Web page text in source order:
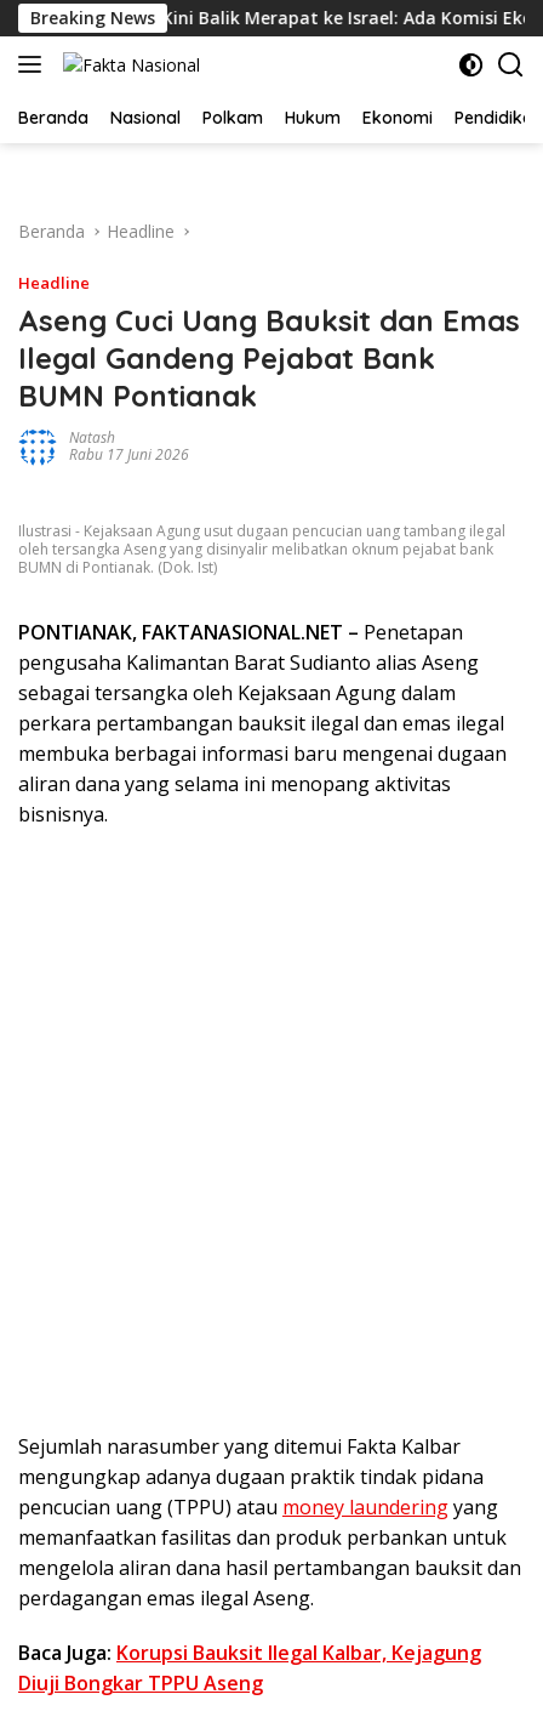
Langsung
ke
konten
Breaking News
Kolombia Kini Balik Merapat ke Israel: Ada Komisi
Beranda Nasional Polkam Hukum Ekonomi Pendidikan
Beranda Headline
Headline
Aseng Cuci Uang Bauksit dan Emas
Ilegal Gandeng Pejabat Bank
BUMN Pontianak
Natash
Rabu 17 Juni 2026
Ilustrasi - Kejaksaan Agung usut dugaan pencucian uang tambang ilegal
oleh tersangka Aseng yang disinyalir melibatkan oknum pejabat bank
BUMN di Pontianak. (Dok. Ist)
PONTIANAK, FAKTANASIONAL.NET – Penetapan
pengusaha Kalimantan Barat Sudianto alias Aseng
sebagai tersangka oleh Kejaksaan Agung dalam
perkara pertambangan bauksit ilegal dan emas ilegal
membuka berbagai informasi baru mengenai dugaan
aliran dana yang selama ini menopang aktivitas
bisnisnya.
Sejumlah narasumber yang ditemui Fakta Kalbar
mengungkap adanya dugaan praktik tindak pidana
pencucian uang (TPPU) atau money launderingyang
memanfaatkan fasilitas dan produk perbankan untuk
mengelola aliran dana hasil pertambangan bauksit dan
perdagangan emas ilegal Aseng.
Baca Juga: Korupsi Bauksit Ilegal Kalbar, Kejagung
Diuji Bongkar TPPU Aseng